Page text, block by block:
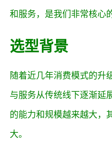
和服务，是我们非常核心
选型背景
随着近几年消费模式的升
与服务从传统线下逐渐延
的能力和规模越来越大，
大。